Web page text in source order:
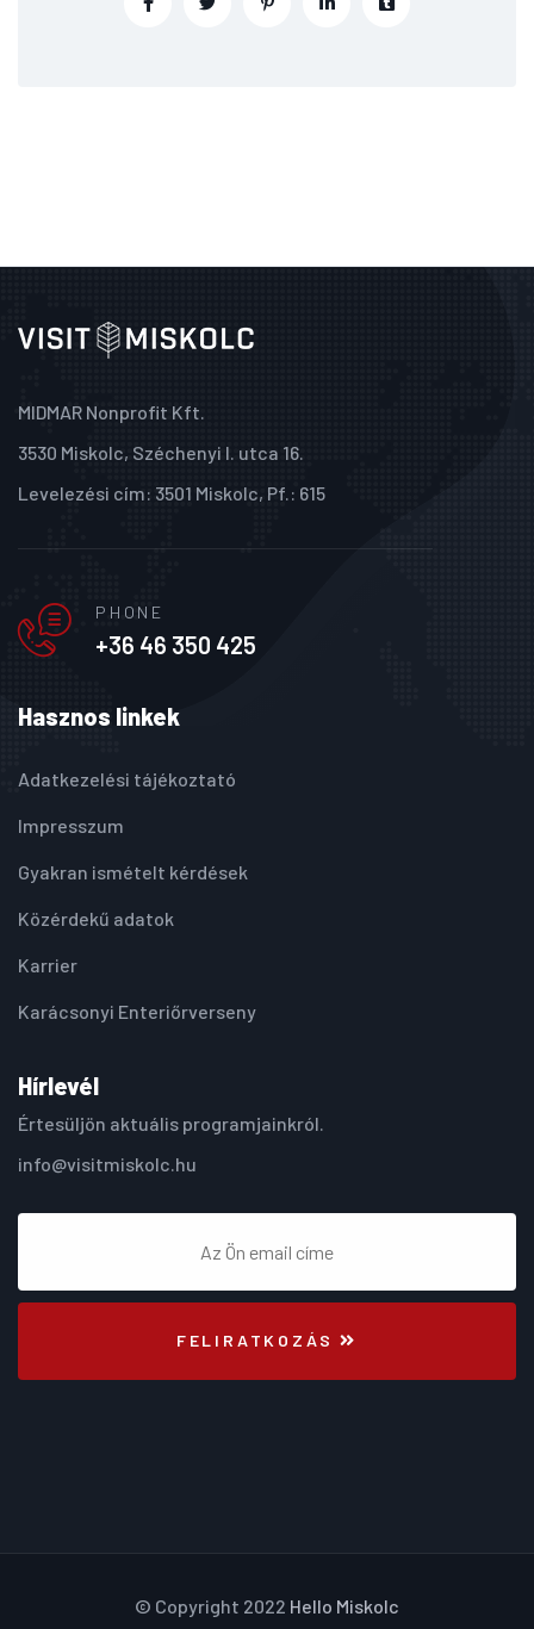
MIDMAR Nonprofit Kft.
3530 Miskolc, Széchenyi I. utca 16.
Levelezési cím: 3501 Miskolc, Pf.: 615
PHONE
+36 46 350 425
Hasznos linkek
Adatkezelési tájékoztató
Impresszum
Gyakran ismételt kérdések
Közérdekű adatok
Karrier
Karácsonyi Enteriőrverseny
Hírlevél
Értesüljön aktuális programjainkról.
info@visitmiskolc.hu
FELIRATKOZÁS
© Copyright 2022 Hello Miskolc